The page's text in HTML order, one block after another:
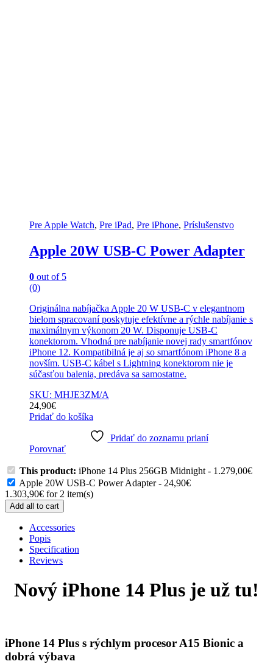
Pre Apple Watch, Pre iPad, Pre iPhone, Príslušenstvo
Apple 20W USB-C Power Adapter
0 out of 5
(0)
Originálna nabíjačka Apple 20 W USB-C v elegantnom
bielom spracovaní poskytuje efektívne a rýchle nabíjanie s
maximálnym výkonom 20 W. Disponuje USB-C
konektorom. Vhodná pre nabíjanie novej rady smartfónov
iPhone 12. Kompatibilná je aj so smartfónom iPhone 8 a
novším. USB-C kábel s Lightning konektorom nie je
súčasťou balenia, predáva sa samostatne.
SKU: MHJE3ZM/A
24,90€
Pridať do košíka
Pridať do zoznamu prianí
Porovnať
This product: iPhone 14 Plus 256GB Midnight - 1.279,00€
Apple 20W USB-C Power Adapter- 24,90€
1.303,90€ for 2 item(s)
Add all to cart
Accessories
Popis
Specification
Reviews
Nový iPhone 14 Plus je už tu!
iPhone 14 Plus s rýchlym procesor A15 Bionic a
dobrá výbava